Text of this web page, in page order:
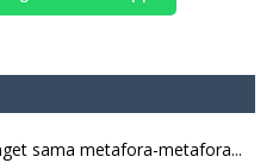
sama metafora-metafora...